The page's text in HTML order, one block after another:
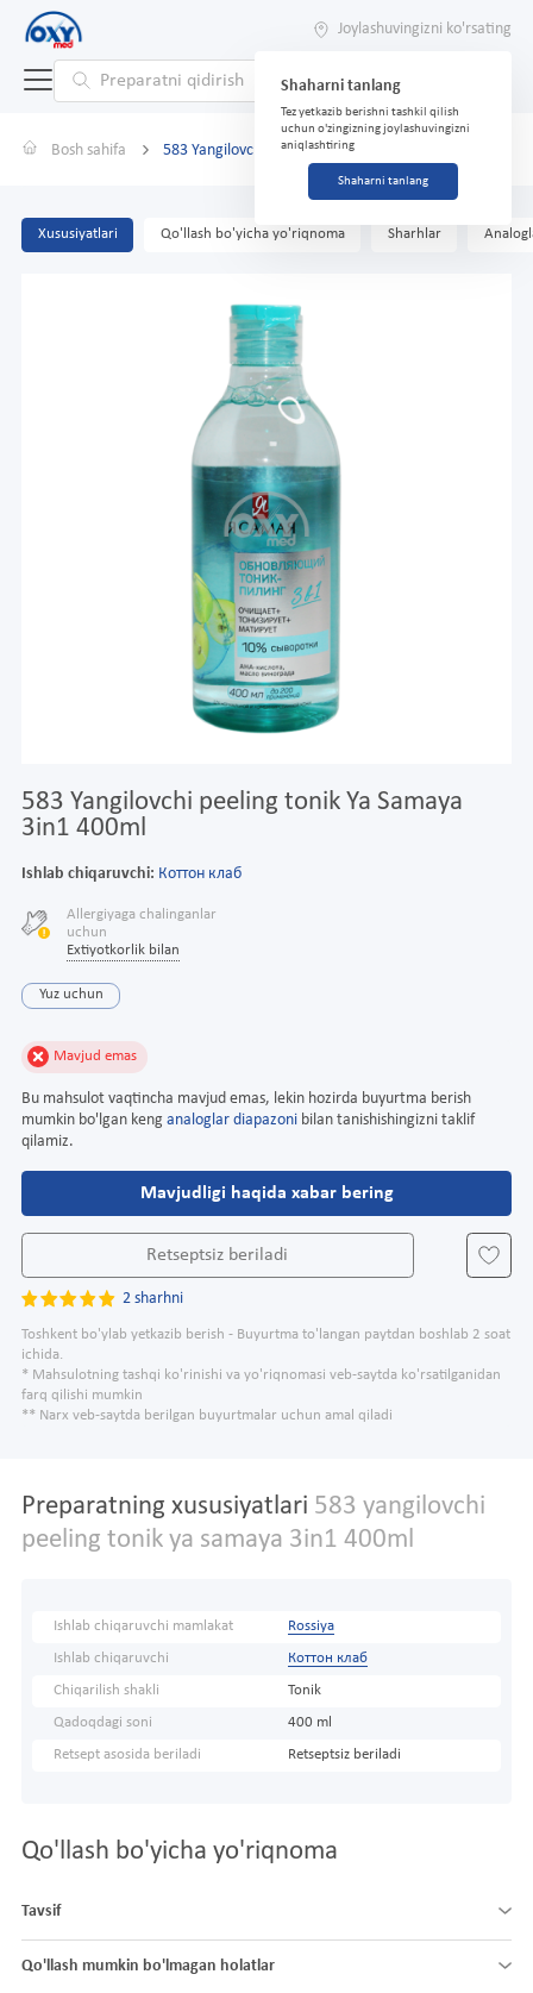
Joylashuvingizni ko'rsating
Shaharni tanlang
Tez yetkazib berishni tashkil qilish
uchun o'zingizning joylashuvingizni
aniqlashtiring
Shaharni tanlang
Bosh sahifa 583 Yangilovchi peeling tonik Ya Samaya 3in1 400ml
Xususiyatlari Qo'llash bo'yicha yo'riqnoma Sharhlar
583 Yangilovchi peeling tonik Ya Samaya
3in1 400ml
Ishlab chiqaruvchi: Коттон клаб
Allergiyaga chalinganlar
uchun
Extiyotkorlik bilan
Yuz uchun
Mavjud emas
Bu mahsulot vaqtincha mavjud emas, lekin hozirda buyurtma berish
mumkin bo'lgan keng analoglar diapazoni bilan tanishishingizni taklif
qilamiz.
Mavjudligi haqida xabar bering
Retseptsiz beriladi
2 sharhni
Toshkent bo'ylab yetkazib berish - Buyurtma to'langan paytdan boshlab 2 soat
ichida.
* Mahsulotning tashqi ko'rinishi va yo'riqnomasi veb-saytda ko'rsatilganidan
farq qilishi mumkin
** Narx veb-saytda berilgan buyurtmalar uchun amal qiladi
Preparatning xususiyatlari 583 yangilovchi
peeling tonik ya samaya 3in1 400ml
Ishlab chiqaruvchi mamlakat Rossiya
Ishlab chiqaruvchi Коттон клаб
Chiqarilish shakli Tonik
Qadoqdagi soni 400 ml
Retsept asosida beriladi Retseptsiz beriladi
Qo'llash bo'yicha yo'riqnoma
Tavsif
Qo'llash mumkin bo'lmagan holatlar